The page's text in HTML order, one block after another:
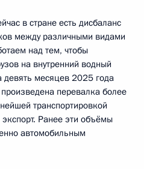
в стране есть дисбаланс
между различными видами
над тем, чтобы
на внутренний водный
девять месяцев 2025 года
перевалка более
транспортировкой
Ранее эти объёмы
автомобильным